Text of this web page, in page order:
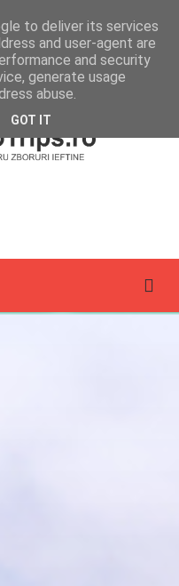
to deliver its services
and user-agent are
and security
generate usage
abuse.
GOT IT